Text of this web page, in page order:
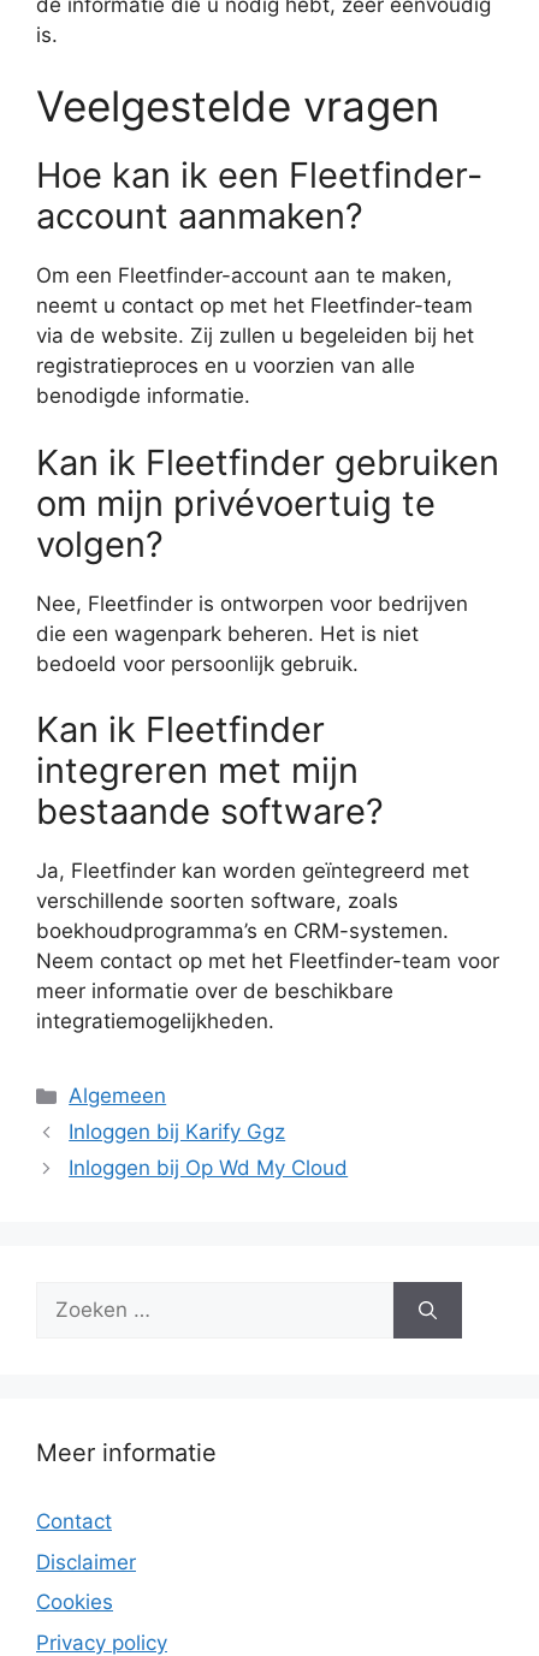
is.
Veelgestelde vragen
Hoe kan ik een Fleetfinder-
account aanmaken?
Om een Fleetfinder-account aan te maken,
neemt u contact op met het Fleetfinder-team
via de website. Zij zullen u begeleiden bij het
registratieproces en u voorzien van alle
benodigde informatie.
Kan ik Fleetfinder gebruiken
om mijn privévoertuig te
volgen?
Nee, Fleetfinder is ontworpen voor bedrijven
die een wagenpark beheren. Het is niet
bedoeld voor persoonlijk gebruik.
Kan ik Fleetfinder
integreren met mijn
bestaande software?
Ja, Fleetfinder kan worden geïntegreerd met
verschillende soorten software, zoals
boekhoudprogramma’s en CRM-systemen.
Neem contact op met het Fleetfinder-team voor
meer informatie over de beschikbare
integratiemogelijkheden.
Categorieën
Algemeen
Inloggen bij Karify Ggz
Inloggen bij Op Wd My Cloud
Zoek
Meer informatie
Contact
Disclaimer
Cookies
Privacy policy